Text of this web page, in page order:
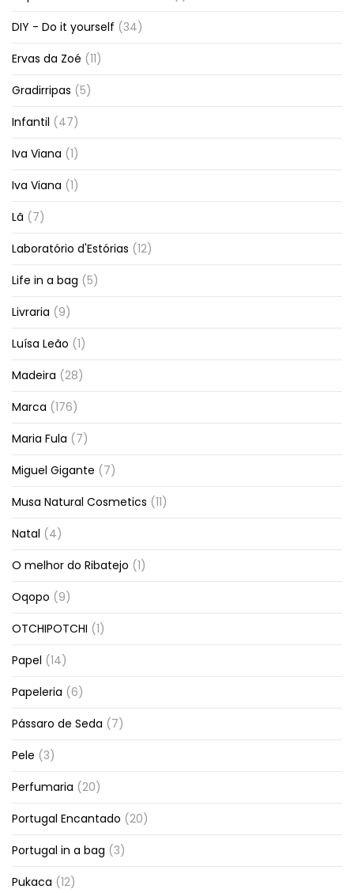
DIY - Do it yourself (34)
Ervas da Zoé (11)
Gradirripas (5)
Infantil (47)
Iva Viana (1)
Iva Viana (1)
Lã (7)
Laboratório d'Estórias (12)
Life in a bag (5)
Livraria (9)
Luísa Leão (1)
Madeira (28)
Marca (176)
Maria Fula (7)
Miguel Gigante (7)
Musa Natural Cosmetics (11)
Natal (4)
O melhor do Ribatejo (1)
Oqopo (9)
OTCHIPOTCHI (1)
Papel (14)
Papeleria (6)
Pássaro de Seda (7)
Pele (3)
Perfumaria (20)
Portugal Encantado (20)
Portugal in a bag (3)
Pukaca (12)